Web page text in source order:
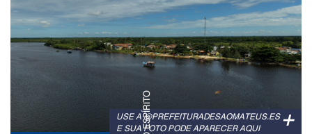
+
USE A @PREFEITURADESAOMATEUS.ES
E SUA FOTO PODE APARECER AQUI